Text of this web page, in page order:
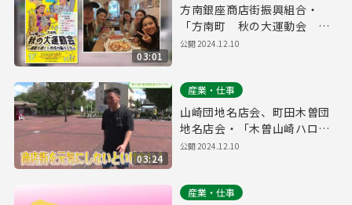
03:01
方南銀座商店街振興組合・
「方南町 秋の大運動会 ～
運動を通じた地域の輪づくり
公開2024.12.10
03:24
産業・仕事
山崎団地名店会、町田木曽団
地名店会・「木曽山崎ハロウ
ィンビストロ祭り」
公開2024.12.10
産業・仕事